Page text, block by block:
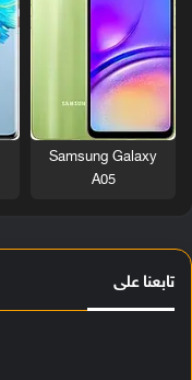
Samsung Galaxy
A05
تابعنا على